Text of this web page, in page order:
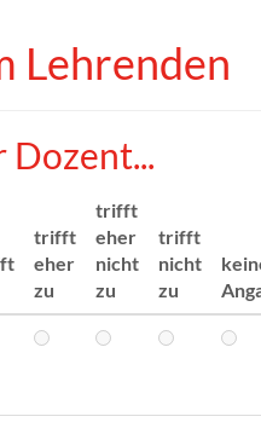
Lehrenden
trifft
eher
zu
trifft
eher
nicht
zu
trifft
nicht
zu